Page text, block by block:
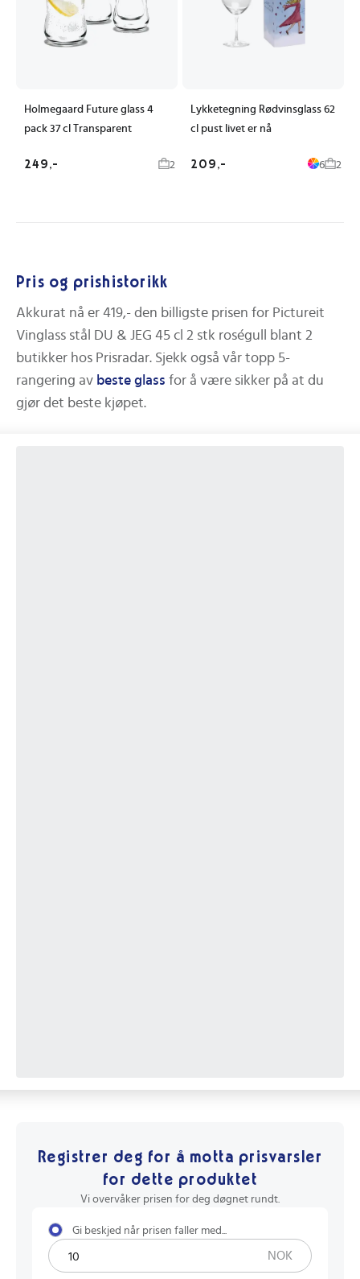
Holmegaard Future glass 4
pack 37 cl Transparent
249,- 2
Lykketegning Rødvinsglass 62
cl pust livet er nå
209,- 6 2
Pris og prishistorikk
Akkurat nå er 419,- den billigste prisen for Pictureit
Vinglass stål DU & JEG 45 cl 2 stk roségull
blant 2
butikker hos Prisradar. Sjekk også vår topp 5-
rangering av beste glass for å være sikker på at du
gjør det beste kjøpet.
Registrer deg for å motta prisvarsler
for dette produktet
Vi overvåker prisen for deg døgnet rundt.
Gi beskjed når prisen faller med...
NOK